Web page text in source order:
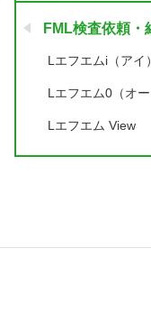
FML検査依頼・
Lエフエムi（アイ）
Lエフエム0（オー
Lエフエム View